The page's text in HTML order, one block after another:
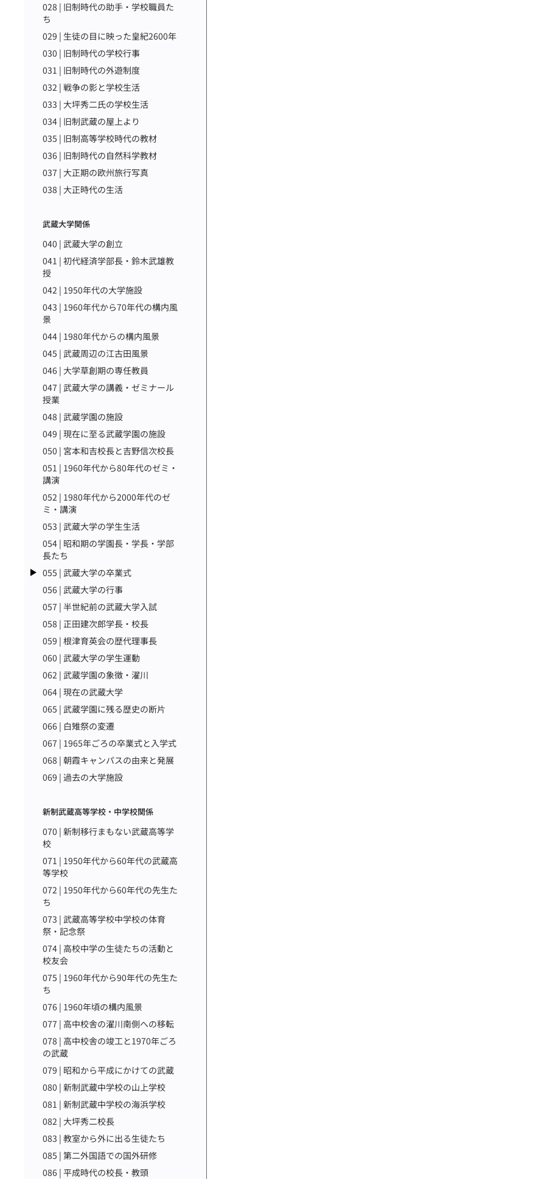
028 | 旧制時代の助手・学校職員た
ち
029 | 生徒の目に映った皇紀2600年
030 | 旧制時代の学校行事
031 | 旧制時代の外遊制度
032 | 戦争の影と学校生活
033 | 大坪秀二氏の学校生活
034 | 旧制武蔵の屋上より
035 | 旧制高等学校時代の教材
036 | 旧制時代の自然科学教材
037 | 大正期の欧州旅行写真
038 | 大正時代の生活
武蔵大学関係
040 | 武蔵大学の創立
041 | 初代経済学部長・鈴木武雄教
授
042 | 1950年代の大学施設
043 | 1960年代から70年代の構内風
景
044 | 1980年代からの構内風景
045 | 武蔵周辺の江古田風景
046 | 大学草創期の専任教員
047 | 武蔵大学の講義・ゼミナール
授業
048 | 武蔵学園の施設
049 | 現在に至る武蔵学園の施設
050 | 宮本和吉校長と吉野信次校長
051 | 1960年代から80年代のゼミ・
講演
052 | 1980年代から2000年代のゼ
ミ・講演
053 | 武蔵大学の学生生活
054 | 昭和期の学園長・学長・学部
長たち
055 | 武蔵大学の卒業式
056 | 武蔵大学の行事
057 | 半世紀前の武蔵大学入試
058 | 正田建次郎学長・校長
059 | 根津育英会の歴代理事長
060 | 武蔵大学の学生運動
062 | 武蔵学園の象徴・濯川
064 | 現在の武蔵大学
065 | 武蔵学園に残る歴史の断片
066 | 白雉祭の変遷
067 | 1965年ごろの卒業式と入学式
068 | 朝霞キャンパスの由来と発展
069 | 過去の大学施設
新制武蔵高等学校・中学校関係
070 | 新制移行まもない武蔵高等学
校
071 | 1950年代から60年代の武蔵高
等学校
072 | 1950年代から60年代の先生た
ち
073 | 武蔵高等学校中学校の体育
祭・記念祭
074 | 高校中学の生徒たちの活動と
校友会
075 | 1960年代から90年代の先生た
ち
076 | 1960年頃の構内風景
077 | 高中校舎の濯川南側への移転
078 | 高中校舎の竣工と1970年ごろ
の武蔵
079 | 昭和から平成にかけての武蔵
080 | 新制武蔵中学校の山上学校
081 | 新制武蔵中学校の海浜学校
082 | 大坪秀二校長
083 | 教室から外に出る生徒たち
085 | 第二外国語での国外研修
086 | 平成時代の校長・教頭